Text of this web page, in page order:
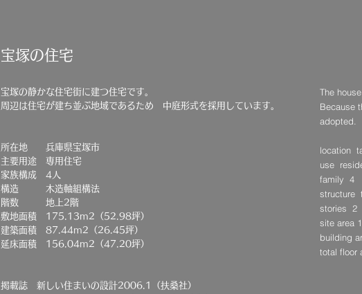
宝塚の住宅
宝塚の静かな住宅街に建つ住宅です。
​周辺は住宅が建ち並ぶ地域であるため 中庭形式を採用しています。
所在地 兵庫県宝塚市
主要用途 専用住宅
家族構成 4人
構造 木造軸組構法
階数 地上2階
敷地面積 175.13m2（52.98坪）
建築面積 87.44m2（26.45坪）
延床面積 156.04m2（47.20坪）
掲載誌 新しい住まいの設計2006.1（扶桑社）
The
Because
adopted.
location
use
family 4
structure
stories 2
site area
building
total floor